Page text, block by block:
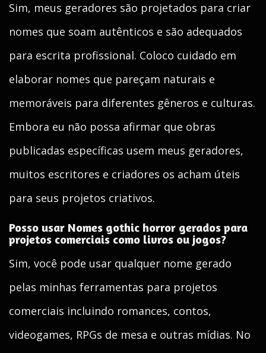
Sim, meus geradores são projetados para criar
nomes que soam autênticos e são adequados
para escrita profissional. Coloco cuidado em
elaborar nomes que pareçam naturais e
memoráveis para diferentes gêneros e culturas.
Embora eu não possa afirmar que obras
publicadas específicas usem meus geradores,
muitos escritores e criadores os acham úteis
para seus projetos criativos.
Posso usar Nomes gothic horror gerados para
projetos comerciais como livros ou jogos?
Sim, você pode usar qualquer nome gerado
pelas minhas ferramentas para projetos
comerciais incluindo romances, contos,
videogames, RPGs de mesa e outras mídias. No